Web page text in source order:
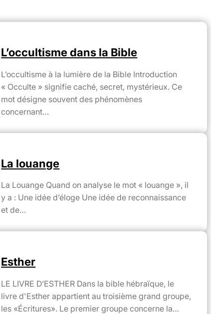
L’occultisme dans la Bible
L’occultisme à la lumière de la Bible Introduction
« Occulte » signifie caché, secret, mystérieux. Ce
mot désigne souvent des phénomènes
concernant…
La louange
La Louange Quand on analyse le mot « louange », il
y a : Une idée d’éloge Une idée de reconnaissance
et de…
Esther
LE LIVRE D’ESTHER Dans la bible hébraïque, le
livre d'Esther appartient au troisième grand groupe,
les «Écritures». Le premier groupe concerne la…